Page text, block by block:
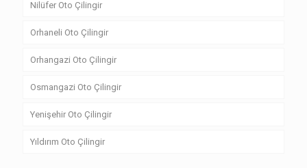
Nilüfer Oto Çilingir
Orhaneli Oto Çilingir
Orhangazi Oto Çilingir
Osmangazi Oto Çilingir
Yenişehir Oto Çilingir
Yıldırım Oto Çilingir